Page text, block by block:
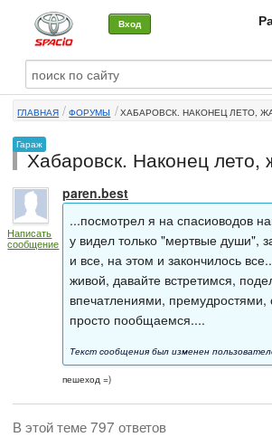
Вход
О машине
Автоклуб
Форумы
Сервисы и услуги
Новости
ГЛАВНАЯ ФОРУМЫ ХАБАРОВСК. НАКОНЕЦ ЛЕТО,
Гараж
Хабаровск. Наконец лето,
Написать
сообщение
paren.best
...посмотрел я на спасиоводов
у видел только "мертвые души",
и все, на этом и закончилось
живой, давайте встретимся,
впечатлениями, премудростями,
просто пообщаемся....
Текст сообщения был изменен
пешеход =)
В этой теме 797 ответов